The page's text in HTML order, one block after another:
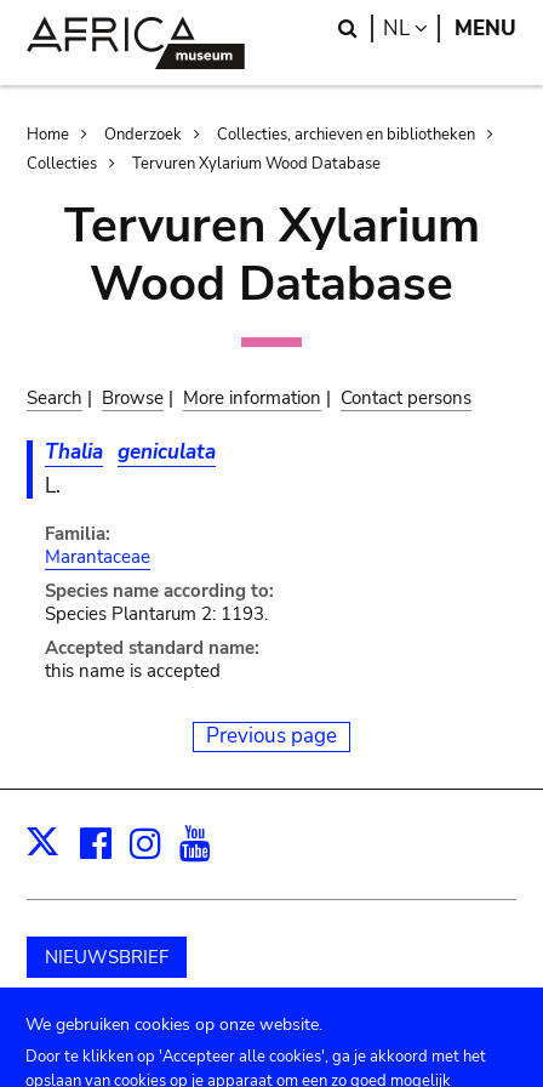
Search
NL LANGUAGE
MENU
Breadcrumb
Home Onderzoek
Collecties, archieven en bibliotheken
Collecties
Tervuren Xylarium Wood Database
Tervuren Xylarium
Wood Database
Search | Browse | More information | Contact persons
Thalia geniculata
L.
Familia:
Marantaceae
Species name according to:
Species Plantarum 2: 1193.
Accepted standard name:
this name is accepted
Previous page
X Facebook
Instagram
NIEUWSBRIEF
Schenk aan het museum
We gebruiken cookies op onze website.
Door te klikken op 'Accepteer alle cookies', ga je akkoord met het
opslaan van cookies op je apparaat om een zo goed mogelijk